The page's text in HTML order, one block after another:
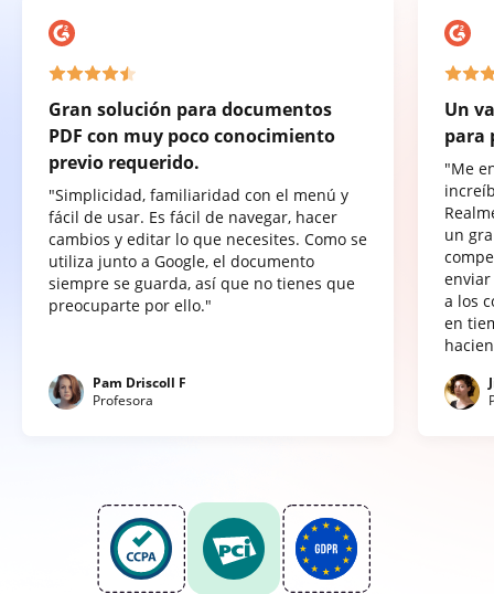
Gran solución para documentos
PDF con muy poco conocimiento
previo requerido.
"Simplicidad, familiaridad con el menú y
fácil de usar. Es fácil de navegar, hacer
cambios y editar lo que necesites. Como se
utiliza junto a Google, el documento
siempre se guarda, así que no tienes que
preocuparte por ello."
Pam Driscoll F
Profesora
Un
para
"Me
un
a los
en